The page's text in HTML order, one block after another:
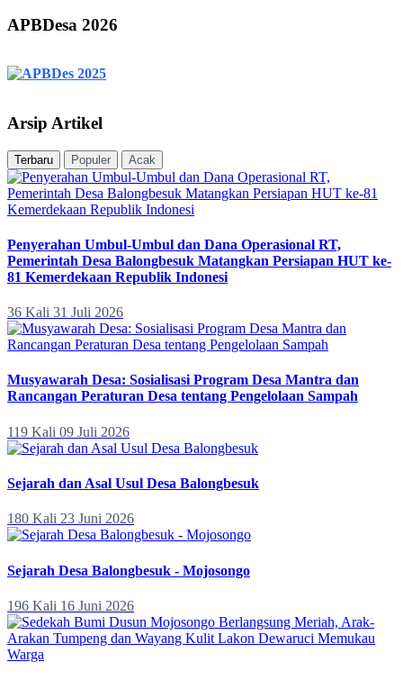
APBDesa 2026
Arsip Artikel
Terbaru Populer Acak
Penyerahan Umbul-Umbul dan Dana Operasional RT,
Pemerintah Desa Balongbesuk Matangkan Persiapan HUT ke-
81 Kemerdekaan Republik Indonesi
36 Kali 31 Juli 2026
Musyawarah Desa: Sosialisasi Program Desa Mantra dan
Rancangan Peraturan Desa tentang Pengelolaan Sampah
119 Kali 09 Juli 2026
Sejarah dan Asal Usul Desa Balongbesuk
180 Kali 23 Juni 2026
Sejarah Desa Balongbesuk - Mojosongo
196 Kali 16 Juni 2026